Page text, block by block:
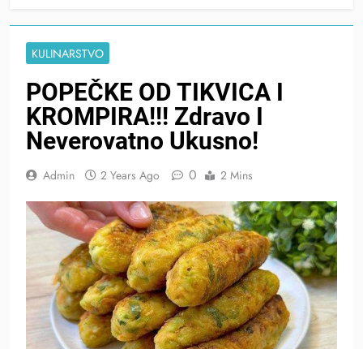
KULINARSTVO
POPEČKE OD TIKVICA I
KROMPIRA!!! Zdravo I
Neverovatno Ukusno!
Admin 2 Years Ago 0 2 Mins